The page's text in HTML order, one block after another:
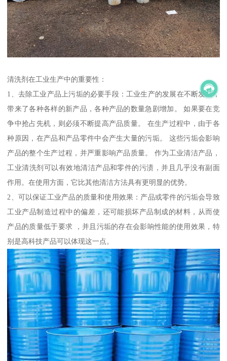
清洗剂在工业生产中的重要性：
1、去除工业产品上污垢的必要手段：工业生产的发展在不断发展，
带来了各种各样的新产品，各种产品的数量急剧增加。 如果要在竞
争中抢占先机，则必须不断提高产品质量。 在生产过程中，由于各
种原因，在产品和产品零件中会产生大量的污垢。 这些污垢会影响
产品的整个生产过程，并严重影响产品质量。 作为工业清洁产品，
工业清洗剂可以有效地清洁产品和零件的污渍，并且几乎没有副面
作用。在使用方面，它比其他清洁方法具有更明显的优势。
2、可以保证工业产品的质量和使用效果：产品或零件的污垢会导致
工业产品制造过程中的偏差，还可能损坏产品制成的材料，从而使
产品的质量低于要求 ，并且污垢的存在会影响性能的使用效果，特
别是高科技产品可以体现这一点。